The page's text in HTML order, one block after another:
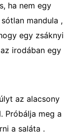
ha nem egy
mandula ,
egy zsáknyi
irodában egy
az alacsony
Próbálja meg a
a saláta .